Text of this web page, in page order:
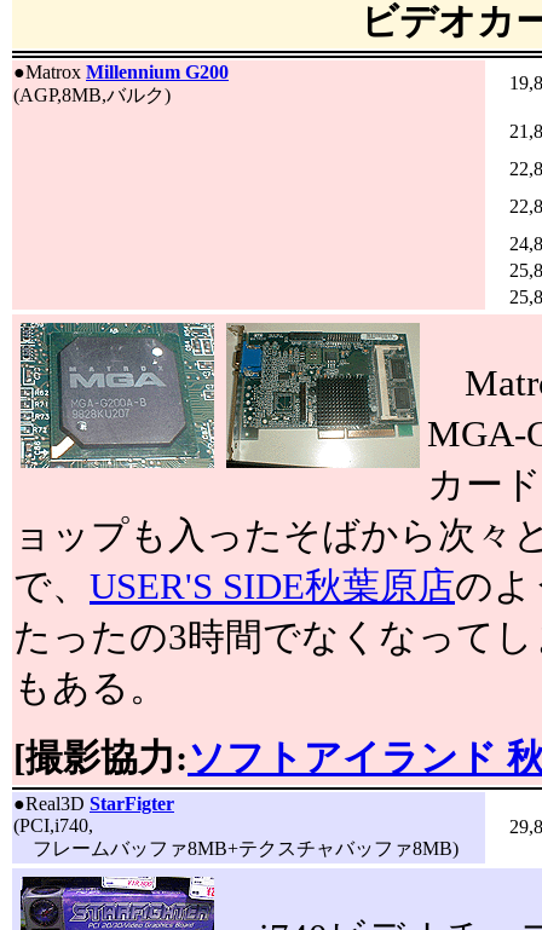
ビデオカ
●Matrox Millennium G200
(AGP,8MB,バルク)
MGA-
カー
ョップも入ったそばから次々
で、 USER'S SIDE秋葉原店のよ
たったの3時間でなくなって
もある。
[撮影協力:ソフトアイランド
●Real3D StarFigter
(PCI,i740,
フレームバッファ8MB+テクスチャバッファ8MB)